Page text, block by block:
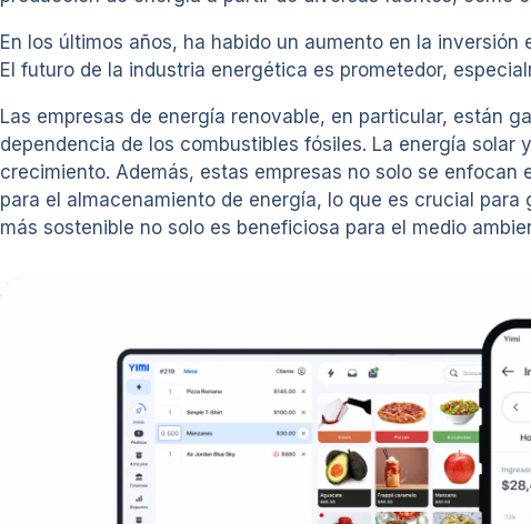
En los últimos años, ha habido un aumento en la
El futuro de la industria energética es prometedor,
Las empresas de energía renovable, en particular, están
dependencia de los combustibles fósiles. La energía
crecimiento. Además, estas empresas no solo se
para el almacenamiento de energía, lo que es crucial
más sostenible no solo es beneficiosa para el medio